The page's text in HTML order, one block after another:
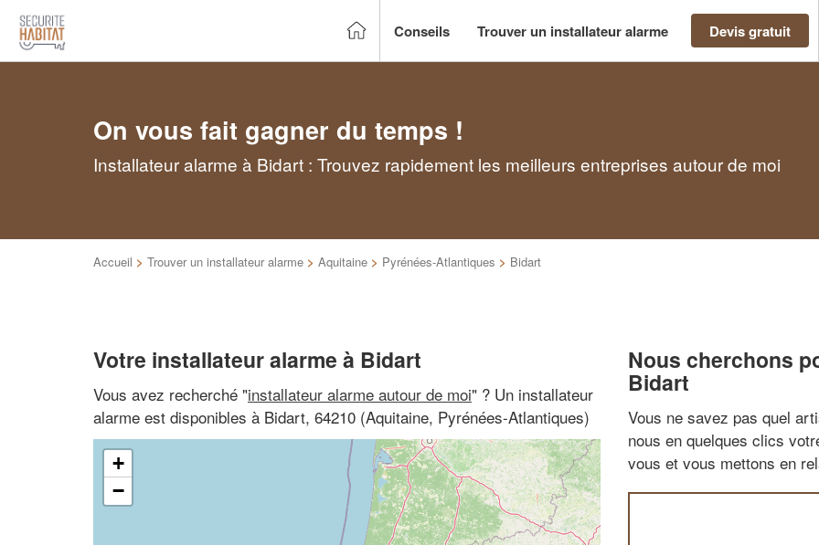
Conseils Trouver un installateur alarme Devis gratuit
On vous fait gagner du temps !
Installateur alarme à Bidart : Trouvez rapidement les meilleurs entreprises autour de moi
Accueil > Trouver un installateur alarme > Aquitaine > Pyrénées-Atlantiques > Bidart
Votre installateur alarme à Bidart
Vous avez recherché "installateur alarme autour de moi" ? Un installateur
alarme est disponibles à Bidart, 64210 (Aquitaine, Pyrénées-Atlantiques)
+
−
Nous cherchons
Bidart
Vous ne savez pas quel
nous en quelques clics
vous et vous mettons en